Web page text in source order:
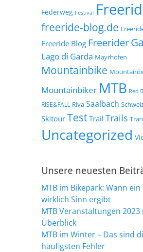
Federweg Festival
freeride-blog.de
Freeride Blog Freerider
Lago di Garda Mayrhofen
Mountainbike
Mountainbiker MTB Red
RISE&FALL Riva Saalbach
Skitour Test Trail Trails
Uncategorized
Unsere neuesten
MTB im Bikepark: Wann
wirklich Sinn ergibt
MTB Veranstaltungen 2023
Überblick
MTB im Winter – Das sind
häufigsten Fehler